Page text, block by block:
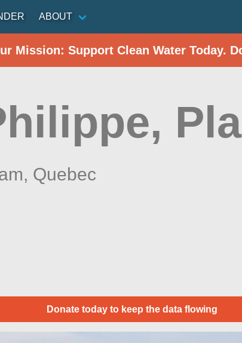
ABOUT
Mission: Support Clean Water Today.
Quebec
Donate today to keep the data flowing